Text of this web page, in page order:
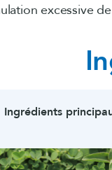
excessive
Ingrédients